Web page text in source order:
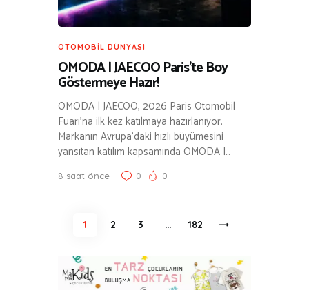
OTOMOBIL DÜNYASI
OMODA | JAECOO Paris’te Boy
Göstermeye Hazır!
OMODA | JAECOO, 2026 Paris Otomobil
Fuarı’na ilk kez katılmaya hazırlanıyor.
Markanın Avrupa’daki hızlı büyümesini
yansıtan katılım kapsamında OMODA |…
8 saat önce 0 0
PAGE
1 PAGE
2 PAGE
3 … PAGE
182
>